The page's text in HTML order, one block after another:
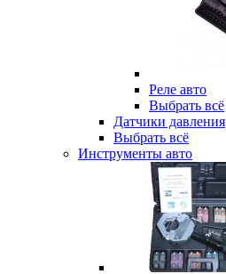
Реле авто
Выбрать всё
Датчики давления
Выбрать всё
Инструменты авто